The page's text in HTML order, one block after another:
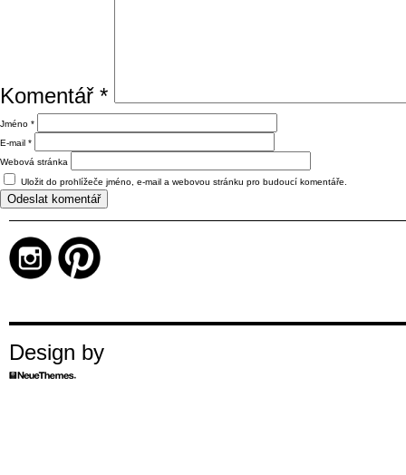
Komentář *
Jméno *
E-mail *
Webová stránka
Uložit do prohlížeče jméno, e-mail a webovou stránku pro budoucí komentáře.
Design by